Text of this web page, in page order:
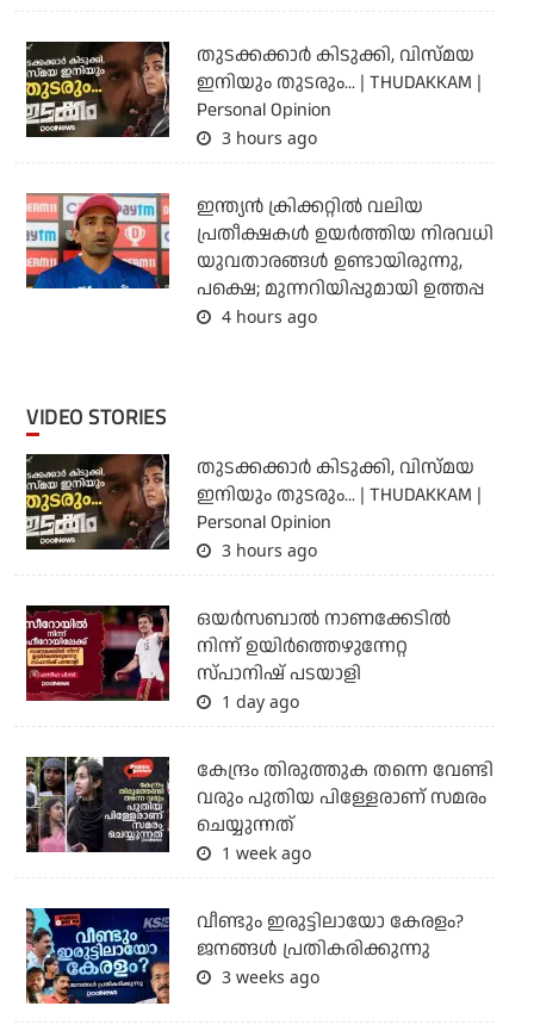
തുടക്കക്കാര്‍ കിടുക്കി, വിസ്മയ
ഇനിയും തുടരും... | THUDAKKAM |
Personal Opinion
3 hours ago
ഇന്ത്യന്‍ ക്രിക്കറ്റില്‍ വലിയ
പ്രതീക്ഷകള്‍ ഉയര്‍ത്തിയ നിരവധി
യുവതാരങ്ങള്‍ ഉണ്ടായിരുന്നു,
പക്ഷെ; മുന്നറിയിപ്പുമായി ഉത്തപ്പ
4 hours ago
VIDEO STORIES
തുടക്കക്കാര്‍ കിടുക്കി, വിസ്മയ
ഇനിയും തുടരും... | THUDAKKAM |
Personal Opinion
3 hours ago
ഒയര്‍സബാൽ നാണക്കേടിൽ
നിന്ന് ഉയിർത്തെഴുന്നേറ്റ
സ്പാനിഷ് പടയാളി
1 day ago
കേന്ദ്രം തിരുത്തുക തന്നെ വേണ്ടി
വരും പുതിയ പിള്ളേരാണ് സമരം
ചെയ്യുന്നത്
1 week ago
വീണ്ടും ഇരുട്ടിലായോ കേരളം?
ജനങ്ങൾ പ്രതികരിക്കുന്നു
3 weeks ago